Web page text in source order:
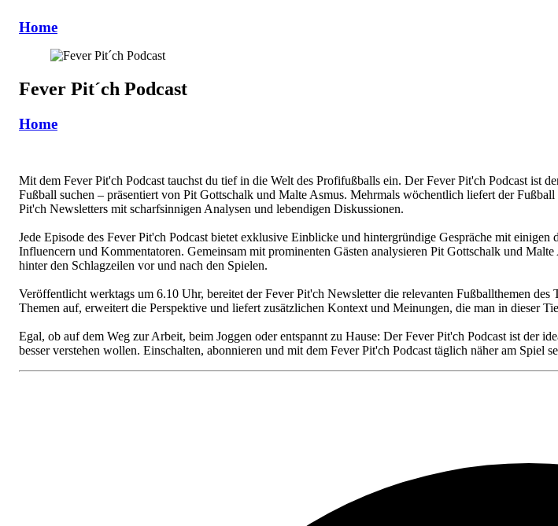
Home
Fever Pit´ch Podcast
Home
Mit dem Fever Pit'ch Podcast tauchst du tief in die Welt des Profifußballs ein. Der Fever Pit'ch Podcast
Fußball suchen – präsentiert von Pit Gottschalk und Malte Asmus. Mehrmals wöchentlich liefert der
Pit'ch Newsletters mit scharfsinnigen Analysen und lebendigen Diskussionen.
Jede Episode des Fever Pit'ch Podcast bietet exklusive Einblicke und hintergründige Gespräche mit
Influencern und Kommentatoren. Gemeinsam mit prominenten Gästen analysieren Pit Gottschalk und
hinter den Schlagzeilen vor und nach den Spielen.
Veröffentlicht werktags um 6.10 Uhr, bereitet der Fever Pit'ch Newsletter die relevanten Fußballthemen
Themen auf, erweitert die Perspektive und liefert zusätzlichen Kontext und Meinungen, die man in dieser
Egal, ob auf dem Weg zur Arbeit, beim Joggen oder entspannt zu Hause: Der Fever Pit'ch Podcast ist der
besser verstehen wollen. Einschalten, abonnieren und mit dem Fever Pit'ch Podcast täglich näher am Spiel